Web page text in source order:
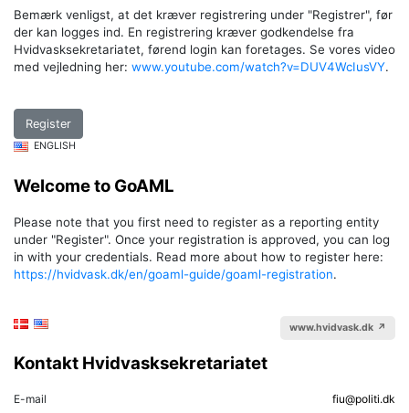
Bemærk venligst, at det kræver registrering under "Registrer", før
der kan logges ind. En registrering kræver godkendelse fra
Hvidvasksekretariatet, førend login kan foretages. Se vores video
med vejledning her: www.youtube.com/watch?v=DUV4WcIusVY.
Register
ENGLISH
Welcome to GoAML
Please note that you first need to register as a reporting entity
under "Register". Once your registration is approved, you can log
in with your credentials. Read more about how to register here:
https://hvidvask.dk/en/goaml-guide/goaml-registration.
www.hvidvask.dk ↗
Kontakt Hvidvasksekretariatet
E-mail fiu@politi.dk